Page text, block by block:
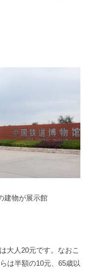
建物が展示館
大人 20元です。なおこ
は半額の10元、 65歳以